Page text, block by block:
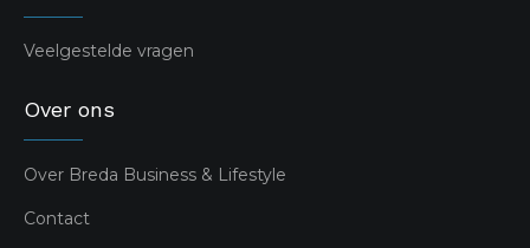
Veelgestelde vragen
Over ons
Over Breda Business & Lifestyle
Contact